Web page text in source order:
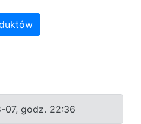
07, godz. 22:36